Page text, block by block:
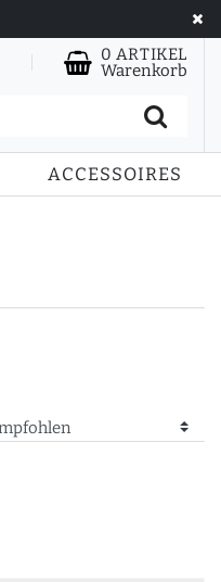
0 ARTIKEL
Warenkorb
ACCESSOIRES